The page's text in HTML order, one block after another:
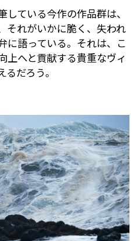
ている今作の作品群は、
それがいかに脆く、失われ
に語っている。それは、こ
上へと貢献する貴重なヴィ
だろう。